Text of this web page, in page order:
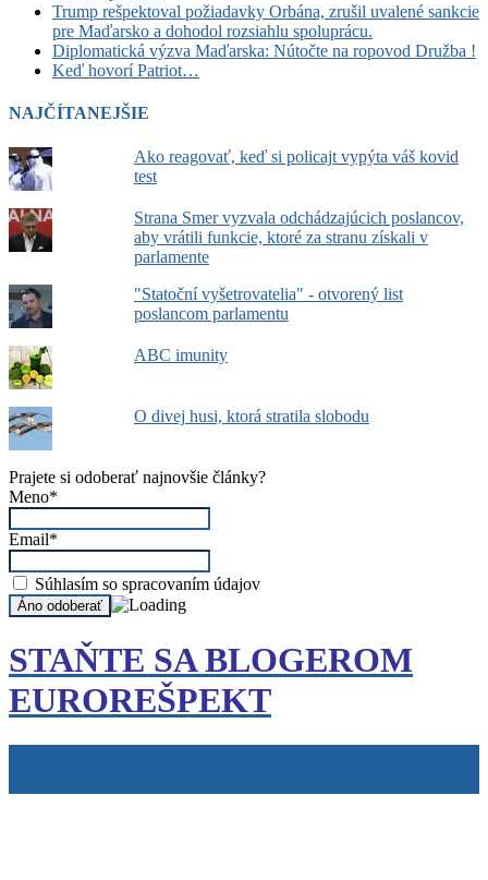
Trump rešpektoval požiadavky Orbána, zrušil uvalené sankcie
pre Maďarsko a dohodol rozsiahlu spoluprácu.
Diplomatická výzva Maďarska: Nútočte na ropovod Družba !
Keď hovorí Patriot…
NAJČÍTANEJŠIE
Ako reagovať, keď si policajt vypýta váš kovid
test
Strana Smer vyzvala odchádzajúcich poslancov,
aby vrátili funkcie, ktoré za stranu získali v
parlamente
"Statoční vyšetrovatelia" - otvorený list
poslancom parlamentu
ABC imunity
O divej husi, ktorá stratila slobodu
Prajete si odoberať najnovšie články?
Meno*
Email*
Súhlasím so spracovaním údajov
STAŇTE SA BLOGEROM
EUROREŠPEKT